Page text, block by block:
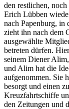
den restlichen,
Erich Lübben
nach Papenburg, in
zieht ihn nach dem
ausgewählte
betreten dürfen.
seinem Diener Alim,
und Alim hat die
aufgenommen. Sie
besorgt und einen
Kreuzfahrtschiffe
den Zeitungen und